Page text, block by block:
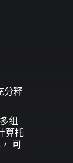
分释
组
算托
可